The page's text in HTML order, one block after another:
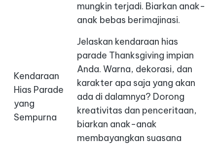
mungkin terjadi. Biarkan anak-
anak bebas berimajinasi.
Kendaraan
Hias Parade
yang
Sempurna
Jelaskan kendaraan hias
parade Thanksgiving impian
Anda. Warna, dekorasi, dan
karakter apa saja yang akan
ada di dalamnya? Dorong
kreativitas dan penceritaan,
biarkan anak-anak
membayangkan suasana